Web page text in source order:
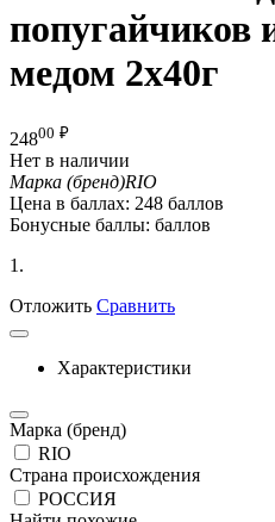
попугайчиков
медом 2х40г
24800 ₽
Нет в наличии
Марка (бренд)RIO
Цена в баллах: 248 баллов
Бонусные баллы: баллов
1.
Отложить Сравнить
Характеристики
Марка (бренд)
RIO
Страна происхождения
РОССИЯ